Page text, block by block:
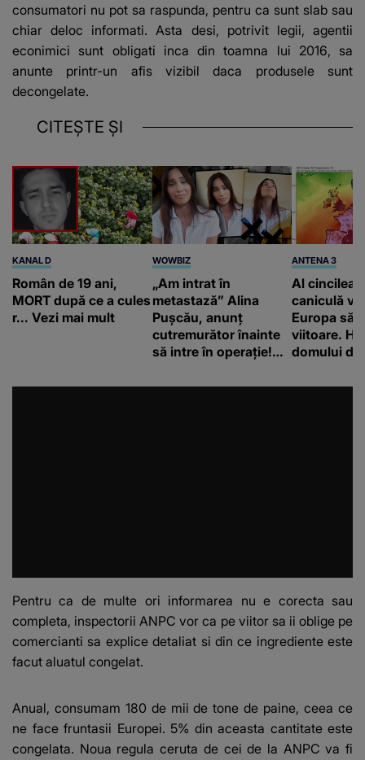
consumatori nu pot sa raspunda, pentru ca sunt slab sau
chiar deloc informati. Asta desi, potrivit legii, agentii
econimici sunt obligati inca din toamna lui 2016, sa
anunte printr-un afis vizibil daca produsele sunt
decongelate.
CITEȘTE ȘI
KANAL D
Român de 19 ani,
MORT după ce a cules
r... Vezi mai mult
WOWBIZ
„Am intrat în
metastază” Alina
Pușcău, anunț
cutremurător înainte
să intre în operație!
mesaj emoționant
ANTENA 3
Al cincilea
caniculă
Europa
viitoare.
domului de
42 de
Pentru ca de multe ori informarea nu e corecta sau
completa, inspectorii ANPC vor ca pe viitor sa ii oblige pe
comercianti sa explice detaliat si din ce ingrediente este
facut aluatul congelat.
Anual, consumam 180 de mii de tone de paine, ceea ce
ne face fruntasii Europei. 5% din aceasta cantitate este
congelata. Noua regula ceruta de cei de la ANPC va fi